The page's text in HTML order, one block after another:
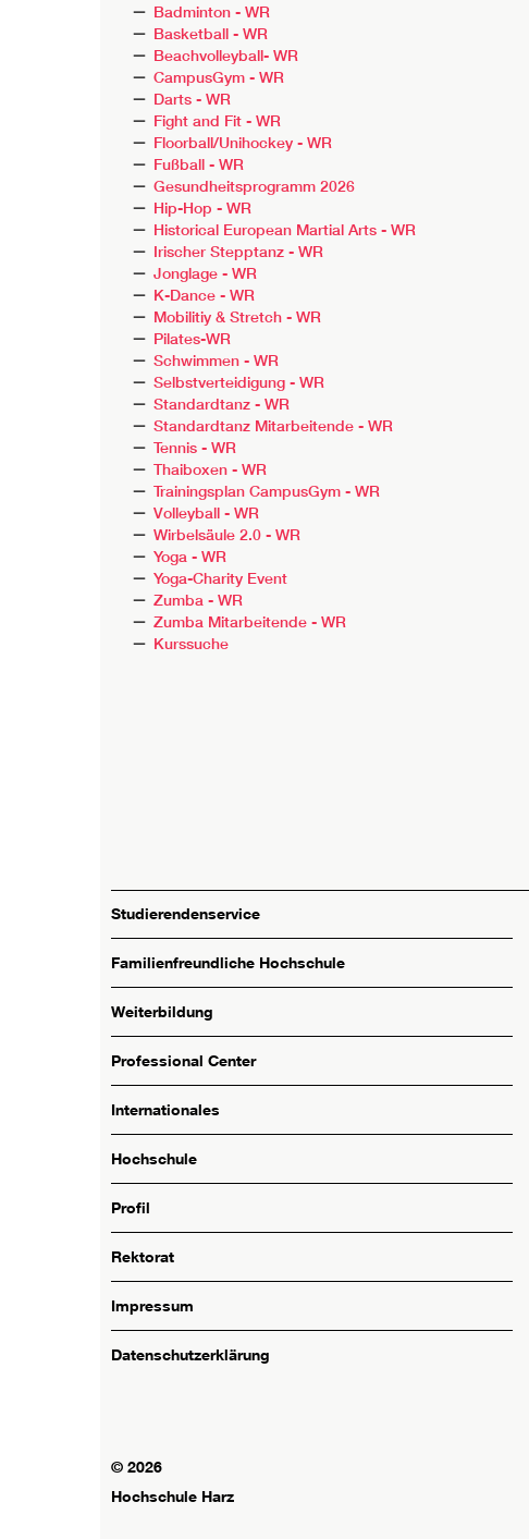
Badminton - WR
Basketball - WR
Beachvolleyball- WR
CampusGym - WR
Darts - WR
Fight and Fit - WR
Floorball/Unihockey - WR
Fußball - WR
Gesundheitsprogramm 2026
Hip-Hop - WR
Historical European Martial Arts - WR
Irischer Stepptanz - WR
Jonglage - WR
K-Dance - WR
Mobilitiy & Stretch - WR
Pilates-WR
Schwimmen - WR
Selbstverteidigung - WR
Standardtanz - WR
Standardtanz Mitarbeitende - WR
Tennis - WR
Thaiboxen - WR
Trainingsplan CampusGym - WR
Volleyball - WR
Wirbelsäule 2.0 - WR
Yoga - WR
Yoga-Charity Event
Zumba - WR
Zumba Mitarbeitende - WR
Kurssuche
Studierendenservice
Familienfreundliche Hochschule
Weiterbildung
Professional Center
Internationales
Hochschule
Profil
Rektorat
Impressum
Datenschutzerklärung
© 2026
Hochschule Harz